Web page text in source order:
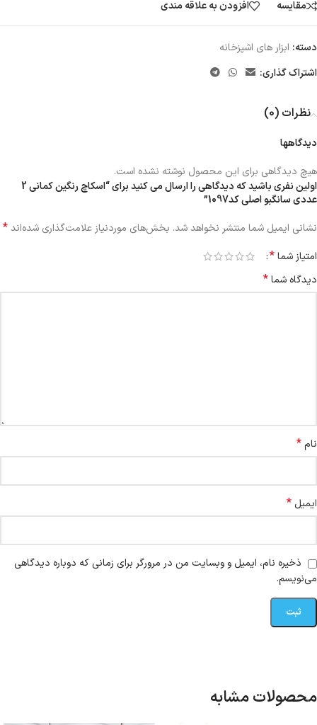
مقایسه
افزودن به علاقه مندی
دسته: ابزار های اشپزخانه
اشتراک گذاری:
نظرات (0)
دیدگاهها
هیچ دیدگاهی برای این محصول نوشته نشده است.
اولین نفری باشید که دیدگاهی را ارسال می کنید برای “اسکاچ رنگین کمانی 2
عددی سانگبو اصلی کد1097”
نشانی ایمیل شما منتشر نخواهد شد. بخش‌های موردنیاز علامت‌گذاری شده‌اند*
امتیاز شما*
دیدگاه شما*
نام*
ایمیل *
ذخیره نام، ایمیل و وبسایت من در مرورگر برای زمانی که دوباره دیدگاهی
می‌نویسم.
محصولات مشابه